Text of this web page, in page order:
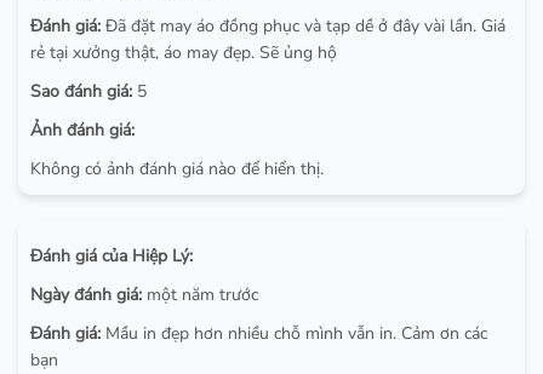
Đánh giá: Đã đặt may áo đồng phục và tạp dề ở đây vài lần. Giá
rẻ tại xưởng thật, áo may đẹp. Sẽ ủng hộ
Sao đánh giá: 5
Ảnh đánh giá:
Không có ảnh đánh giá nào để hiển thị.
Đánh giá của Hiệp Lý:
Ngày đánh giá: một năm trước
Đánh giá: Mầu in đẹp hơn nhiều chỗ mình vẫn in. Cảm ơn các
bạn